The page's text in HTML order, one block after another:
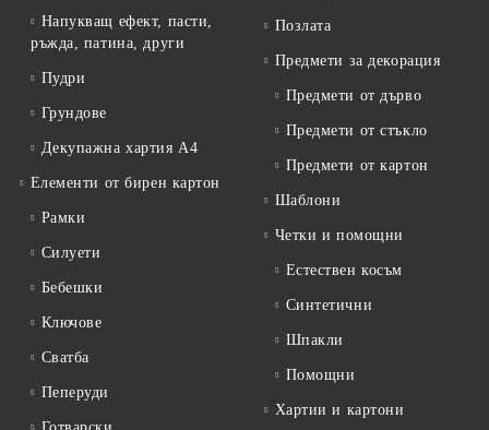
Напукващ ефект, пасти,
ръжда, патина, други
Пудри
Грундове
Декупажна хартия А4
Елементи от бирен картон
Рамки
Силуети
Бебешки
Ключове
Сватба
Пеперуди
Позлата
Предмети за декорация
Предмети от дърво
Предмети от стъкло
Предмети от картон
Шаблони
Четки и помощни
Естествен косъм
Синтетични
Шпакли
Помощни
Хартии и картони